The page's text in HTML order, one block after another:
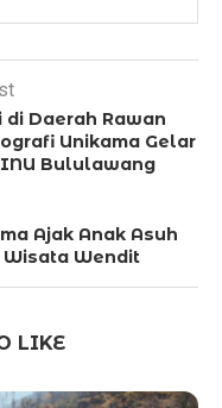
Daerah Rawan
Unikama Gelar
Bululawang
Ajak Anak Asuh
Wendit
LIKE